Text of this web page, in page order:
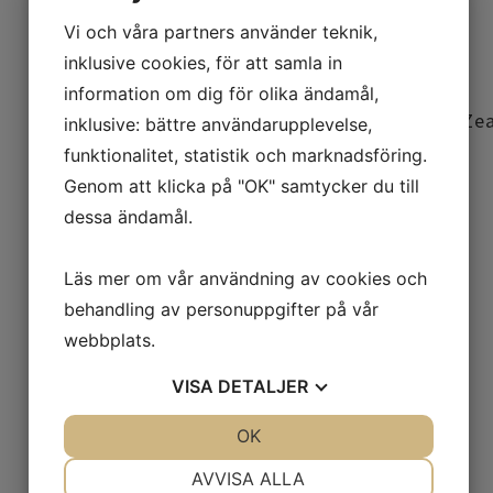
buckthorn), Sodium ascorbyl
phosphate (vitamin C), Brassica
napus seed oil* (rapeseed
oil), Rosmarinus officinalis leaf
oil* (rosemary), Betacarotene (carotene),
mays oil (corn), Xanthan gum (from
beets), Tocopherol acetate (vitamin
sitosterol (plantsterol), Squalene (from
anisate, Sodium
levulinate (plantsalts), Sorbitan
caprylate (from coconut), Tocopheryl
beets), Parfum (plant
perfume), Aqua (water), Citral**,
Limonene**, Linalool**
Vi och våra partners använder teknik,
inklusive cookies, för att samla in
information om dig för olika ändamål,
inklusive: bättre användarupplevelse,
funktionalitet, statistik och marknadsföring.
Genom att klicka på "OK" samtycker du till
dessa ändamål.
Läs mer om vår användning av cookies och
behandling av personuppgifter på vår
webbplats.
VISA DETALJER
AVVISA ALLA
OK